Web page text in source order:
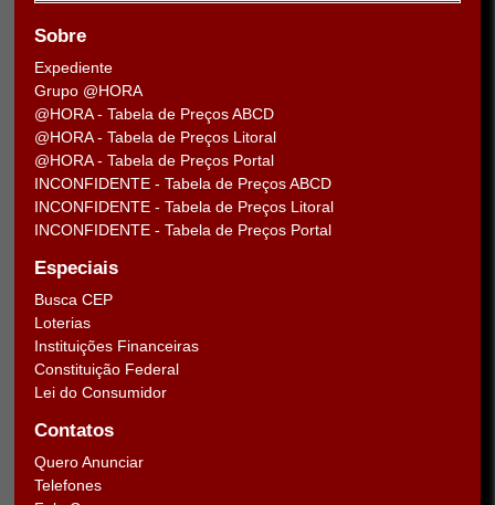
Sobre
Expediente
Grupo @HORA
@HORA - Tabela de Preços ABCD
@HORA - Tabela de Preços Litoral
@HORA - Tabela de Preços Portal
INCONFIDENTE - Tabela de Preços ABCD
INCONFIDENTE - Tabela de Preços Litoral
INCONFIDENTE - Tabela de Preços Portal
Especiais
Busca CEP
Loterias
Instituições Financeiras
Constituição Federal
Lei do Consumidor
Contatos
Quero Anunciar
Telefones